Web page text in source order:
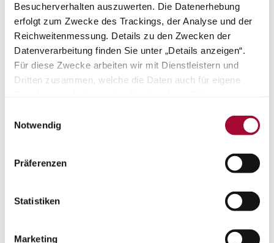
Besucherverhalten auszuwerten. Die Datenerhebung
erfolgt zum Zwecke des Trackings, der Analyse und der
Reichweitenmessung. Details zu den Zwecken der
Datenverarbeitung finden Sie unter „Details anzeigen“.
Für diese Zwecke arbeiten wir mit Dienstleistern und
Dritten zusammen, welche die Daten auch für eigene
„Cookies und Services zulassen“ oder durch Auswählen
einzelner Cookies und Services in der Detailansicht
geben Sie Ihre Einwilligung zur Verarbeitung Ihrer Daten
zu den jeweiligen Zwecken. Sie ist freiwillig, für die
widerruflich für die Zukunft durch Anklicken der
Weitere
Notwendig
Präferenzen
Statistiken
Marketing
LE CAMPING POUR LES
NOVICES
Adieu le quotidien, bonjour Copa – direction la mer, la
montagne ou la ville : Michelle et Patrick ont choisi, pour
petit séjour en Autriche.